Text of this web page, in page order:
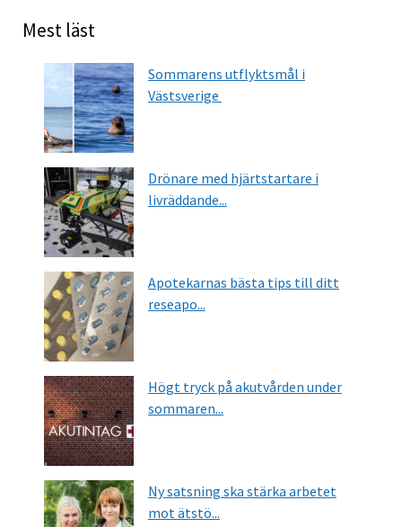
Mest läst
Sommarens utflyktsmål i
Västsverige
Drönare med hjärtstartare i
livräddande...
Apotekarnas bästa tips till ditt
reseapo...
Högt tryck på akutvården under
sommaren...
Ny satsning ska stärka arbetet
mot ätstö...